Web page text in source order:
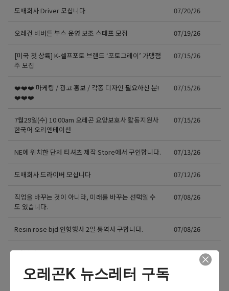
도매회사 Driver 모십니다 07/20/26
오레건 비버튼 부스 운영 보조 스태프 모집 07/19/26
[미국 첫 상륙] K-셀프포토 브랜드 ‘포토그레이’ 가맹점
주 모집
07/15/26
❤️❤️❤️ 마케팅 / 광고 홍보 / 각종 디자인 필요하신 분!
❤️❤️❤️
07/15/26
7월29일(수) 10:00am 오레곤 요양보호사 활동지원사
한국어 오리엔테이션
07/15/26
NE에 위치한 단체 티셔츠 제작 Store에서 구인합니다. 07/13/26
도매회사 드라이버 모십니다 07/12/26
직업을 바꾸는 것이 아니라, 미래를 바꾸는 선택일 수
도 있습니다.
07/08/26
Resin rose bjd 인형행사 2일 통역사 구합니다. 07/08/26
더보기 >>
오레곤K 뉴스레터 구독